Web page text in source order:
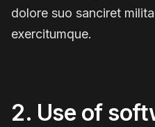
dolore suo sanciret
exercitumque.
2. Use of